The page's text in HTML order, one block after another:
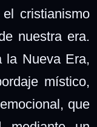
cristianismo
nuestra era.
la Nueva Era,
místico,
que